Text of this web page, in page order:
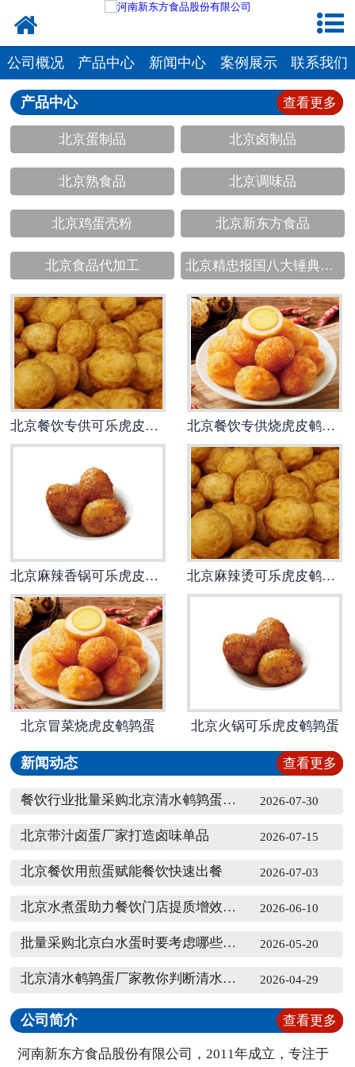
健康卤味
合作模式
新闻资讯
关于新东方
加入新东方
联系我们
公司概况 产品中心 新闻中心 案例展示 联系我们
产品中心 查看更多
北京蛋制品 北京卤制品
北京熟食品 北京调味品
北京鸡蛋壳粉 北京新东方食品
北京食品代加工 北京精忠报国八大锤典故版
北京餐饮专供可乐虎皮鹌鹑蛋 北京餐饮专供烧虎皮鹌鹑蛋
北京麻辣香锅可乐虎皮鹌鹑蛋 北京麻辣烫可乐虎皮鹌鹑蛋
北京冒菜烧虎皮鹌鹑蛋 北京火锅可乐虎皮鹌鹑蛋
新闻动态 查看更多
2026-07-30
餐饮行业批量采购北京清水鹌鹑蛋的优势
2026-07-15
北京带汁卤蛋厂家打造卤味单品
2026-07-03
北京餐饮用煎蛋赋能餐饮快速出餐
2026-06-10
北京水煮蛋助力餐饮门店提质增效降本
2026-05-20
批量采购北京白水蛋时要考虑哪些因素
2026-04-29
北京清水鹌鹑蛋厂家教你判断清水鹌鹑蛋的质量好坏
公司简介 查看更多
河南新东方食品股份有限公司，2011年成立，专注于